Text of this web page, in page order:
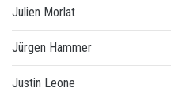
Julien Morlat
Jürgen Hammer
Justin Leone